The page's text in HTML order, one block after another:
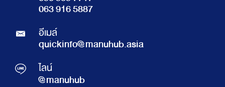
063 916 5887
อีเมล์
quickinfo@manuhub.asia
ไลน์
@manuhub